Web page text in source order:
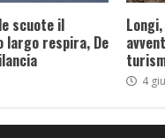
scuote il
largo respira, De
4